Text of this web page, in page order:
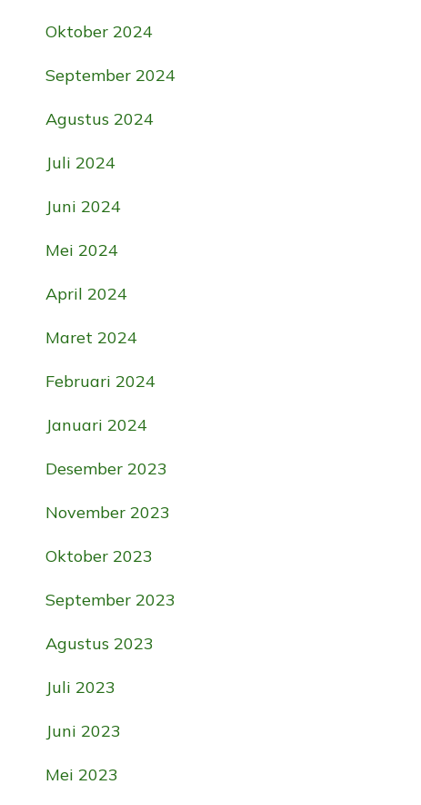
Oktober 2024
September 2024
Agustus 2024
Juli 2024
Juni 2024
Mei 2024
April 2024
Maret 2024
Februari 2024
Januari 2024
Desember 2023
November 2023
Oktober 2023
September 2023
Agustus 2023
Juli 2023
Juni 2023
Mei 2023